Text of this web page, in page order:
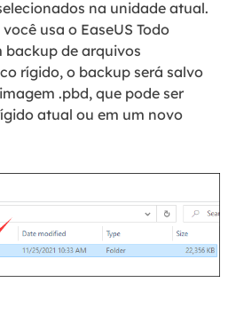
na unidade atual.
usa o EaseUS Todo
backup de arquivos
rígido, o backup será salvo
.pbd, que pode ser
atual ou em um novo